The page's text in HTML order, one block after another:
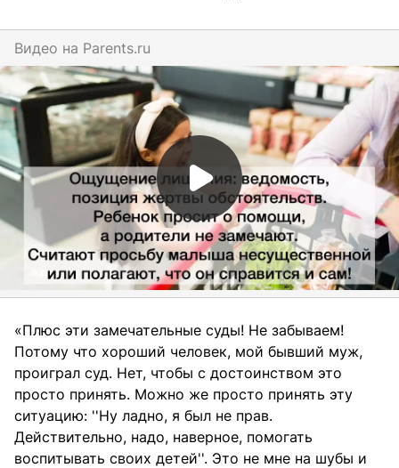
Видео на parents.ru
«Плюс эти замечательные суды! Не забываем!
Потому что хороший человек, мой бывший муж,
проиграл суд. Нет, чтобы с достоинством это
просто принять. Можно же просто принять эту
ситуацию: ''Ну ладно, я был не прав.
Действительно, надо, наверное, помогать
воспитывать своих детей''. Это не мне на шубы и